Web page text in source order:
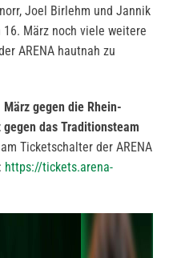
Joel Birlehm und Jannik
März noch viele weitere
ARENA hautnah zu
März gegen die Rhein-
gegen das Traditionsteam
Ticketschalter der ARENA
https://tickets.arena-